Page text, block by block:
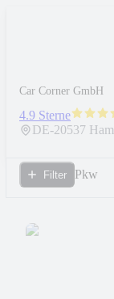
Car Corner GmbH
4.9 Sterne
DE-20537
Filter Pkw